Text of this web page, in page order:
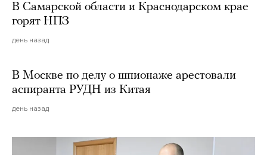
В Самарской области и Краснодарском крае
горят НПЗ
день назад
В Москве по делу о шпионаже арестовали
аспиранта РУДН из Китая
день назад